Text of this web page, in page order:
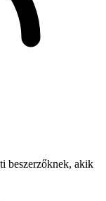
beszerzőknek, akik